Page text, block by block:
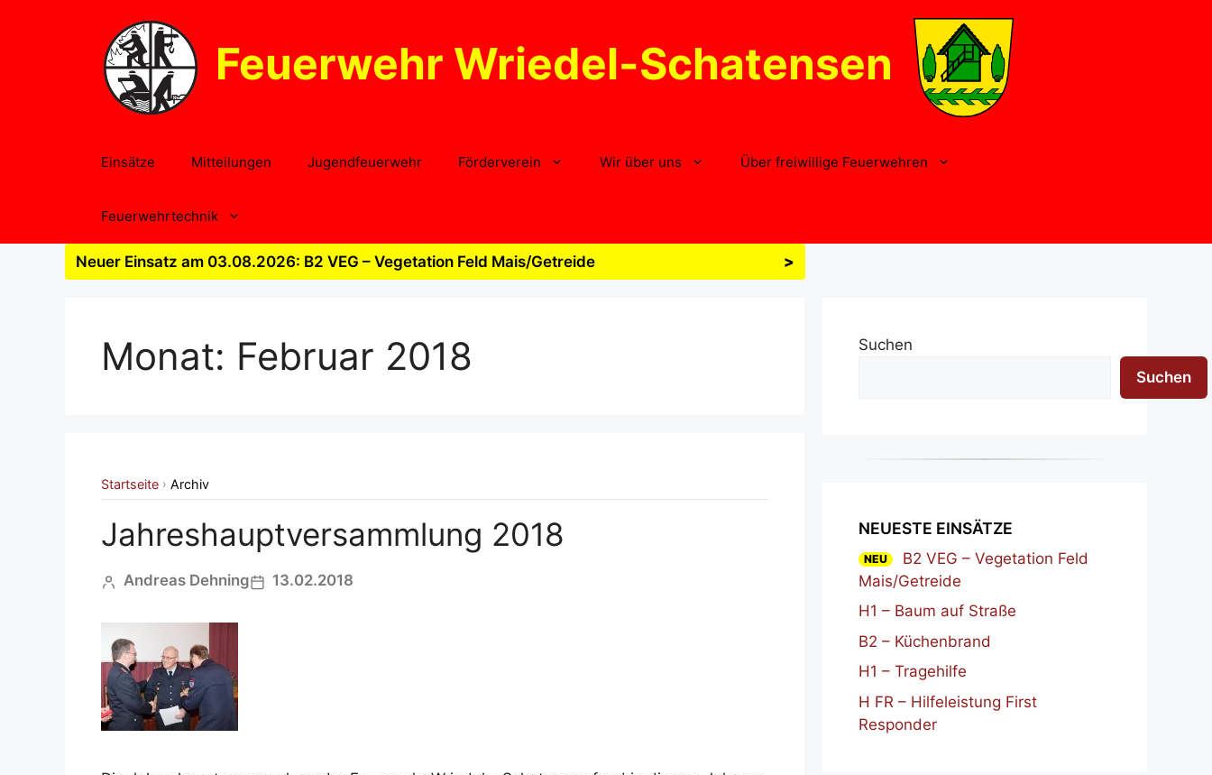
Feuerwehr Wriedel-Schatensen
Einsätze Mitteilungen Jugendfeuerwehr Förderverein Wir über uns Über freiwillige Feuerwehren
Feuerwehrtechnik
Neuer Einsatz am 03.08.2026: B2 VEG – Vegetation Feld Mais/Getreide >
Monat: Februar 2018
Startseite › Archiv
Jahreshauptversammlung 2018
Andreas Dehning 13.02.2018
Suchen
Suchen
NEUESTE EINSÄTZE
NEU
B2 VEG – Vegetation Feld
Mais/Getreide
H1 – Baum auf Straße
B2 – Küchenbrand
H1 – Tragehilfe
H FR – Hilfeleistung First
Responder